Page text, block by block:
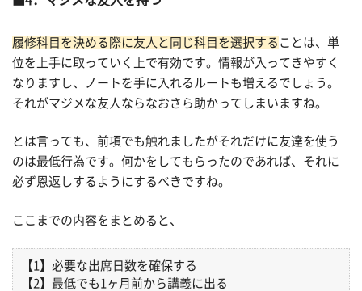
履修科目を決める際に友人と同じ科目を選択する ことは、単
位を上手に取っていく上で有効です。情報が入ってきやすく
なりますし、ノートを手に入れるルートも増えるでしょう。
それがマジメな友人ならなおさら助かってしまいますね。
とは言っても、前項でも触れましたがそれだけに友達を使う
のは最低行為です。何かをしてもらったのであれば、それに
必ず恩返しするようにするべきですね。
ここまでの内容をまとめると、
【1】必要な出席日数を確保する
【2】最低でも1ヶ月前から講義に出る